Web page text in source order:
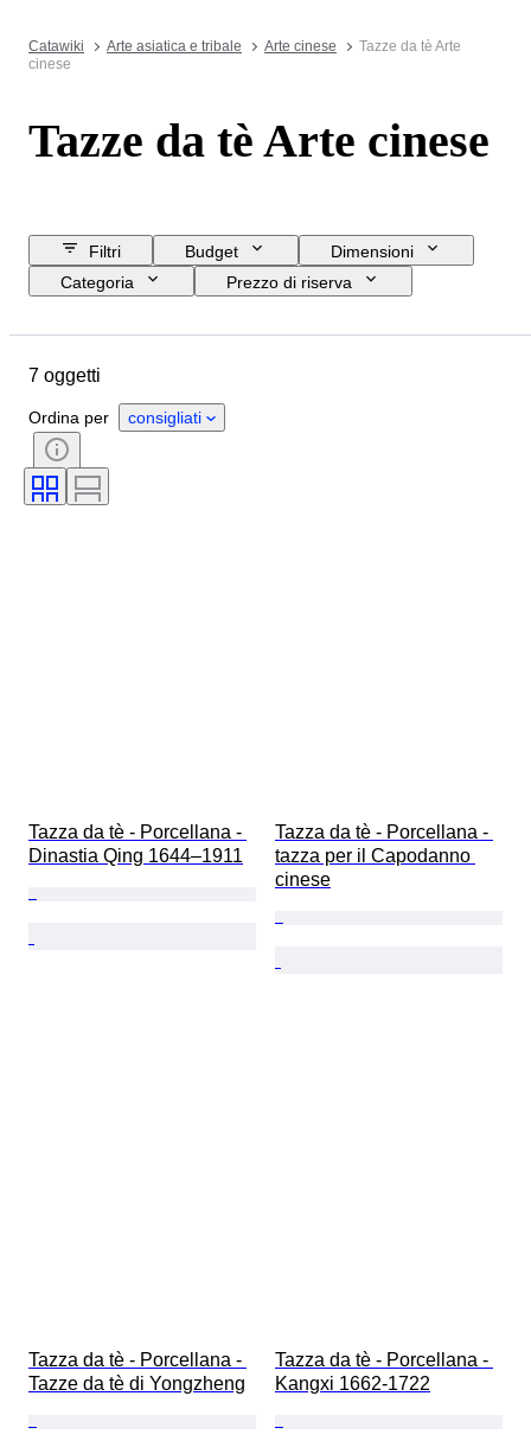
Catawiki Arte asiatica e tribale Arte cinese
Tazze da tè Arte
cinese
Tazze da tè Arte cinese
Filtri Budget
Dimensioni
Categoria
Prezzo di riserva
Materiale
Stile
Arredo
Provenienza
7 oggetti
Ordina per consigliati
Tazza da tè - Porcellana -
Dinastia Qing 1644–1911
Tazza da tè - Porcellana -
tazza per il Capodanno
cinese
Tazza da tè - Porcellana -
Tazze da tè di Yongzheng
Tazza da tè - Porcellana -
Kangxi 1662-1722